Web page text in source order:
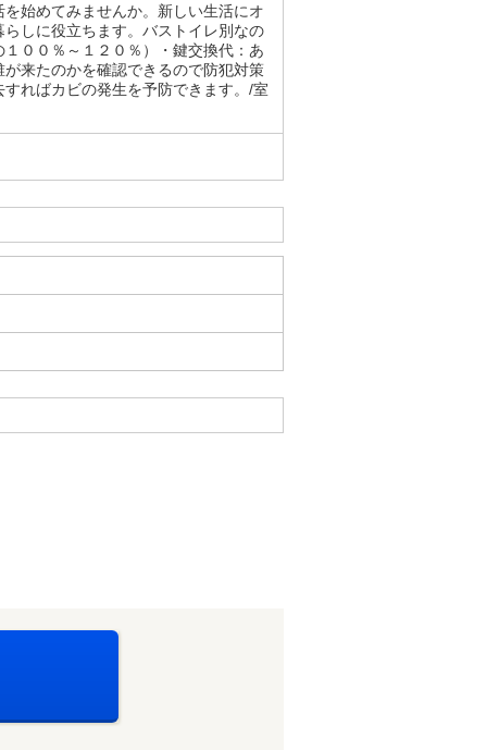
始めてみませんか。新しい生活にオ
しに役立ちます。バストイレ別なの
００％～１２０％）・鍵交換代：あ
来たのかを確認できるので防犯対策
ればカビの発生を予防できます。/室